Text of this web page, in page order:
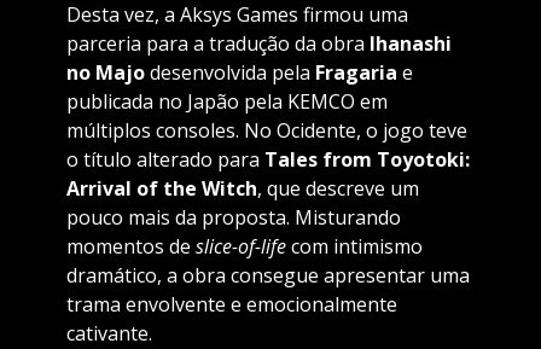
Desta vez, a Aksys Games firmou uma
parceria para a tradução da obra Ihanashi
no Majodesenvolvida pela Fragaria e
publicada no Japão pela KEMCO em
múltiplos consoles. No Ocidente, o jogo teve
o título alterado para Tales from Toyotoki:
Arrival of the Witch, que descreve um
pouco mais da proposta. Misturando
momentos de slice-of-lifecom intimismo
dramático, a obra consegue apresentar uma
trama envolvente e emocionalmente
cativante.